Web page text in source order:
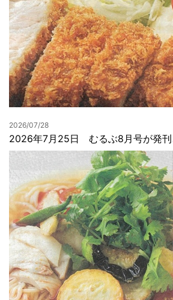
2026/07/28
2026年7月25日 むるぶ8月号が発刊